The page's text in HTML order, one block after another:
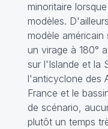
minoritaire
modèles.
modèle
un virage à 180°
sur l'Islande et la
l'anticyclone des
France et le
de scénario,
plutôt un temps